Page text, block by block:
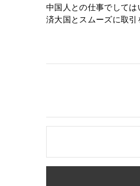
中国人との仕事でして
済大国とスムーズに取引